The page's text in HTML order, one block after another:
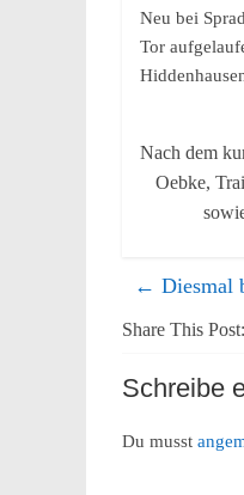
Neu bei
Tor
Nach dem
Oebke,
← Diesmal
Share This Post:
Schreibe
Du musst